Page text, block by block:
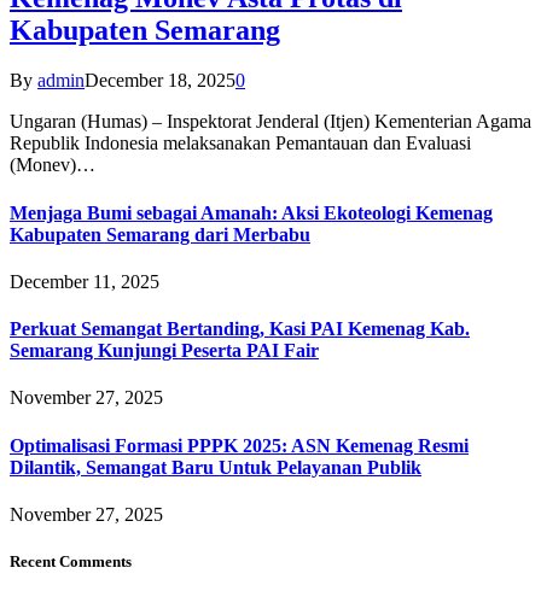
Kabupaten Semarang
By adminDecember 18, 20250
Ungaran (Humas) – Inspektorat Jenderal (Itjen) Kementerian Agama
Republik Indonesia melaksanakan Pemantauan dan Evaluasi
(Monev)…
Menjaga Bumi sebagai Amanah: Aksi Ekoteologi Kemenag
Kabupaten Semarang dari Merbabu
December 11, 2025
Perkuat Semangat Bertanding, Kasi PAI Kemenag Kab.
Semarang Kunjungi Peserta PAI Fair
November 27, 2025
Optimalisasi Formasi PPPK 2025: ASN Kemenag Resmi
Dilantik, Semangat Baru Untuk Pelayanan Publik
November 27, 2025
Recent Comments